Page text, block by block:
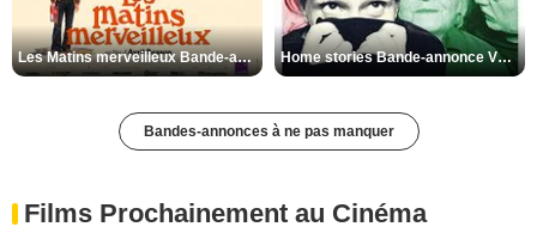
Les Matins merveilleux Bande-annonce VF Home stories Bande-annonce VO STFR
Bandes-annonces à ne pas manquer
Films Prochainement au Cinéma